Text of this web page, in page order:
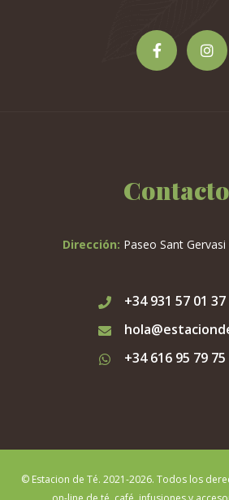
Dirección: Paseo Sant
+34 931 57 01 37
+34 616 95 79 75
© Estacion de Té. 2021-2026. Todos los